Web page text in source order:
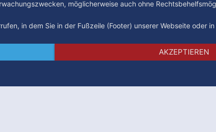
Impressum
möglicherweise auch ohne
in dem Sie in der Fußzeile (Footer) unserer Webseite oder
AKZEPTIEREN